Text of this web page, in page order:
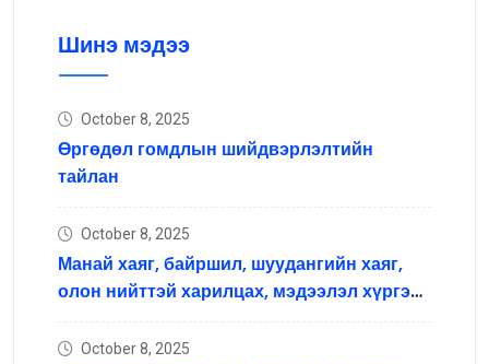
Шинэ мэдээ
October 8, 2025
Өргөдөл гомдлын шийдвэрлэлтийн
тайлан
October 8, 2025
Манай хаяг, байршил, шуудангийн хаяг,
олон нийттэй харилцах, мэдээлэл хүргэх
October 8, 2025